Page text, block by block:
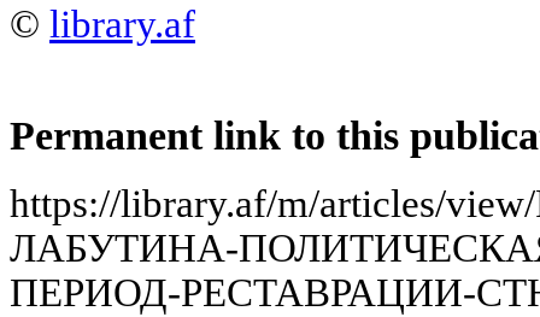
© library.af
Permanent link to this
https://library.af/m/articles/
ЛАБУТИНА-
ПЕРИОД-РЕСТАВРАЦИИ-